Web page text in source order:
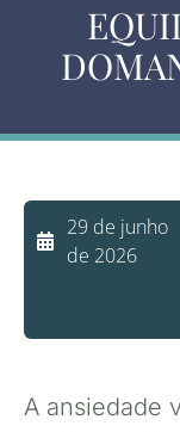
29 de junho
de 2026
A ansiedade